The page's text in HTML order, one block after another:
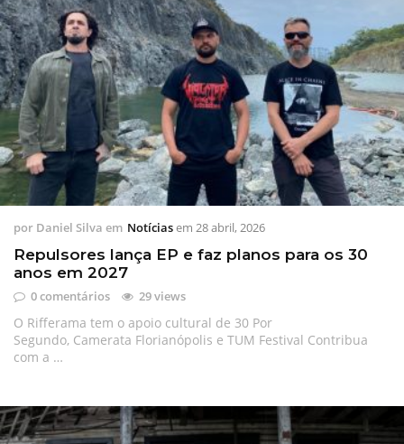
por Daniel Silva em Notíciasem 28 abril, 2026
Repulsores lança EP e faz planos para os 30
anos em 2027
0 comentários 29 views
O Rifferama tem o apoio cultural de 30 Por
Segundo, Camerata Florianópolis e TUM Festival Contribua
com a …